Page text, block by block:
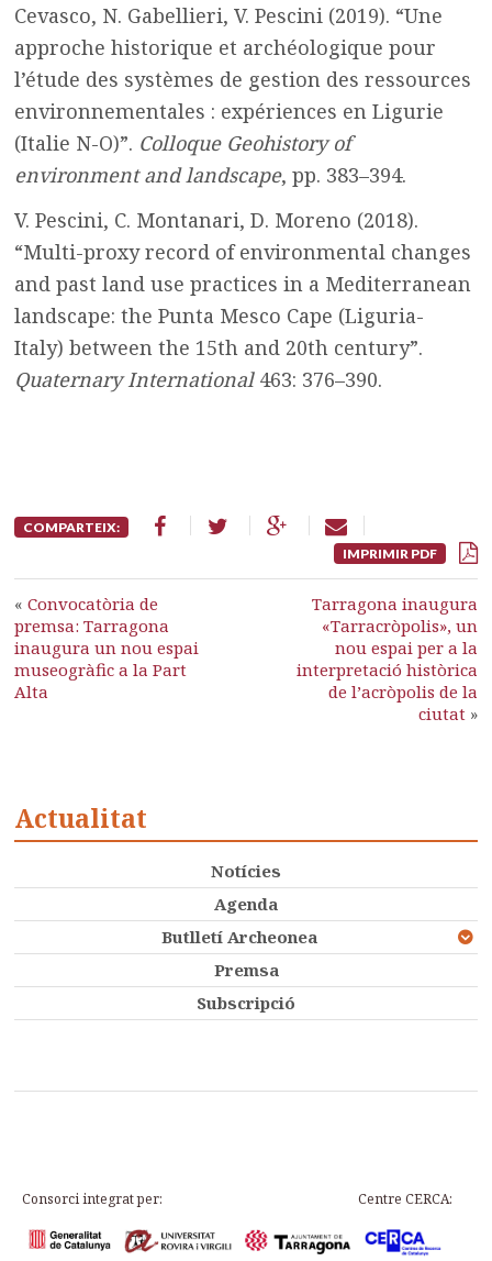
Cevasco, N. Gabellieri, V. Pescini (2019). “Une
approche historique et archéologique pour
l’étude des systèmes de gestion des ressources
environnementales : expériences en Ligurie
(Italie N-O)”. Colloque Geohistory of
environment and landscape, pp. 383–394.
V. Pescini, C. Montanari, D. Moreno (2018).
“Multi-proxy record of environmental changes
and past land use practices in a Mediterranean
landscape: the Punta Mesco Cape (Liguria-
Italy) between the 15th and 20th century”.
Quaternary International463: 376–390.
COMPARTEIX:
IMPRIMIR PDF
«Convocatòria de
premsa: Tarragona
inaugura un nou espai
museogràfic a la Part
Alta
Tarragona inaugura
«Tarracròpolis», un
nou espai per a la
interpretació històrica
de l’acròpolis de la
ciutat »
Actualitat
Notícies
Agenda
Butlletí Archeonea
Premsa
Subscripció
Consorci integrat per: Centre CERCA: